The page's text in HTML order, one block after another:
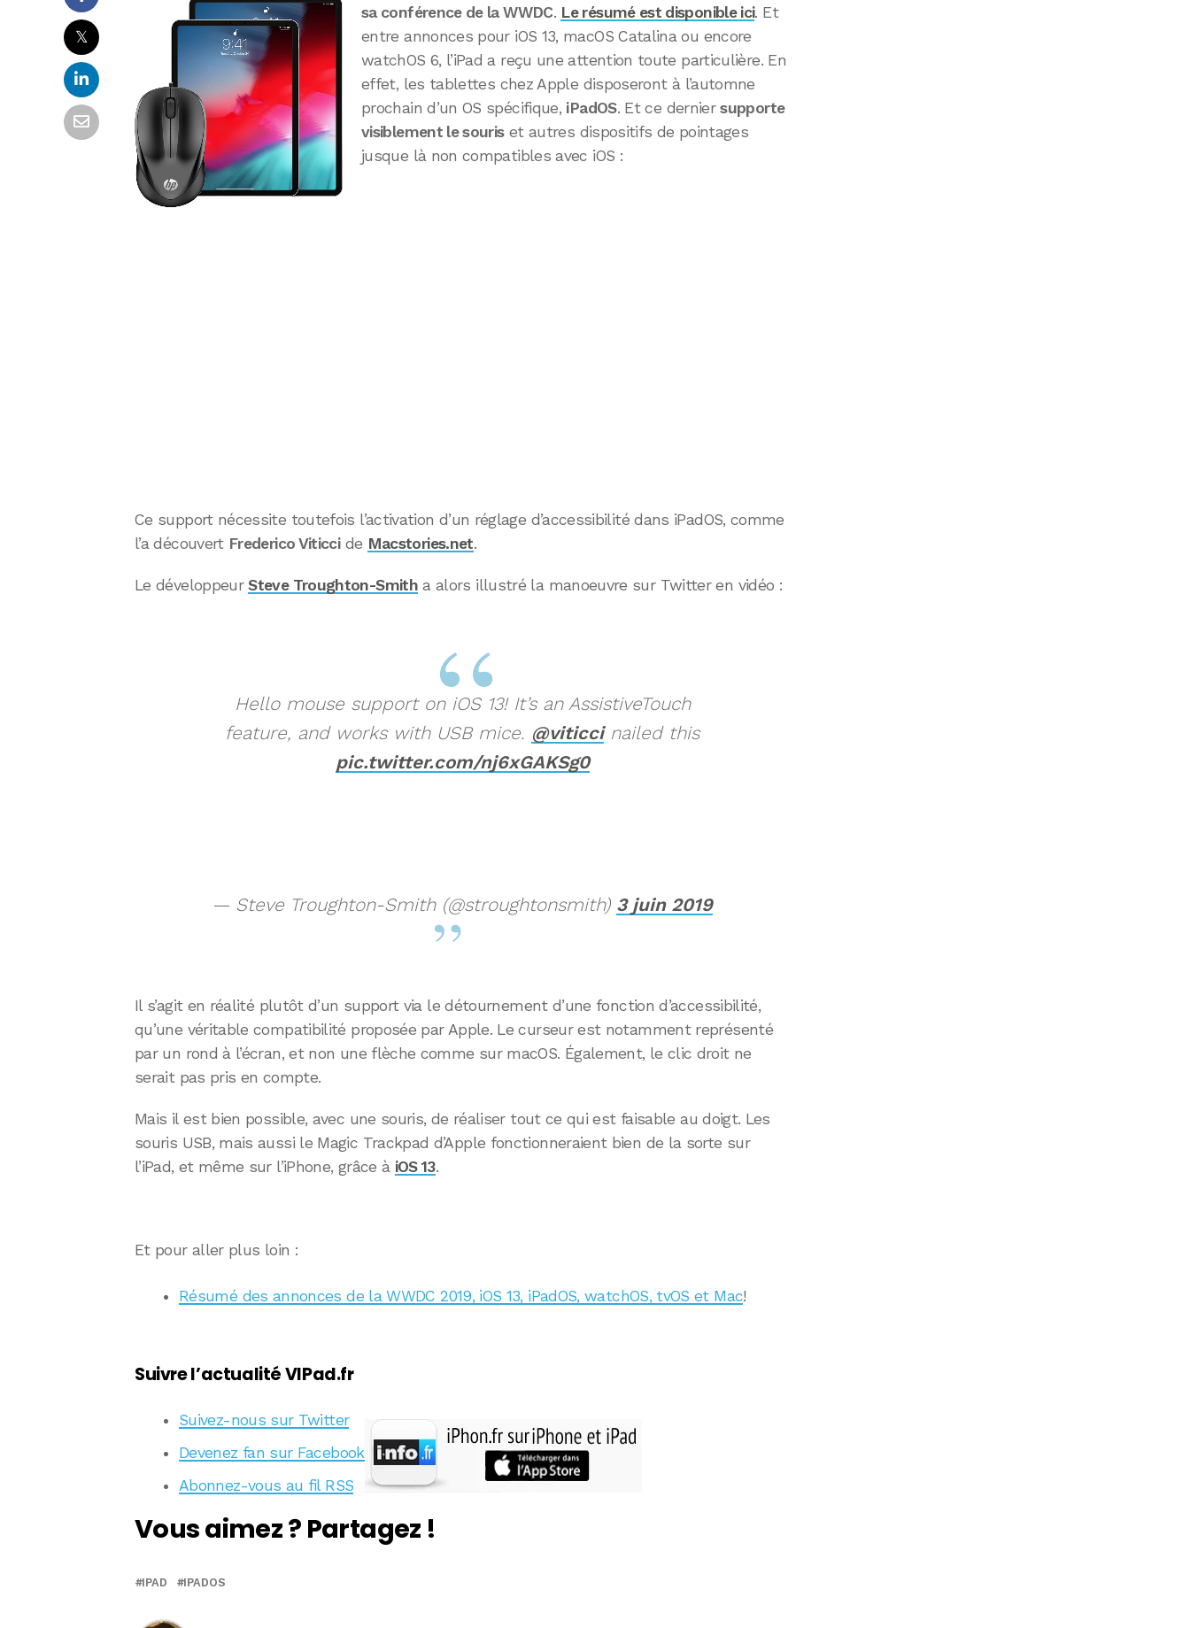
𝕏
sa conférence de la WWDC. Le résumé est disponible ici. Et
entre annonces pour iOS 13, macOS Catalina ou encore
watchOS 6, l’iPad a reçu une attention toute particulière. En
effet, les tablettes chez Apple disposeront à l’automne
prochain d’un OS spécifique, iPadOS. Et ce derniersupporte
visiblement le souriset autres dispositifs de pointages
jusque là non compatibles avec iOS :
Ce support nécessite toutefois l’activation d’un réglage d’accessibilité dans iPadOS, comme
l’a découvert Frederico Viticcide Macstories.net.
Le développeurSteve Troughton-Smitha alors illustré la manoeuvre sur Twitter en vidéo :
Hello mouse support on iOS 13! It’s an AssistiveTouch
feature, and works with USB mice. @viticcinailed this
pic.twitter.com/nj6xGAKSg0
— Steve Troughton-Smith (@stroughtonsmith) 3 juin 2019
Il s’agit en réalité plutôt d’un support via le détournement d’une fonction d’accessibilité,
qu’une véritable compatibilité proposée par Apple. Le curseur est notamment représenté
par un rond à l’écran, et non une flèche comme sur macOS. Également, le clic droit ne
serait pas pris en compte.
Mais il est bien possible, avec une souris, de réaliser tout ce qui est faisable au doigt. Les
souris USB, mais aussi le Magic Trackpad d’Apple fonctionneraient bien de la sorte sur
l’iPad, et même sur l’iPhone, grâce à iOS 13.
Et pour aller plus loin :
Résumé des annonces de la WWDC 2019, iOS 13, iPadOS, watchOS, tvOS et Mac!
Suivre l’actualité VIPad.fr
Suivez-nous sur Twitter
Devenez fan sur Facebook
Abonnez-vous au fil RSS
Vous aimez ? Partagez !
IPAD IPADOS